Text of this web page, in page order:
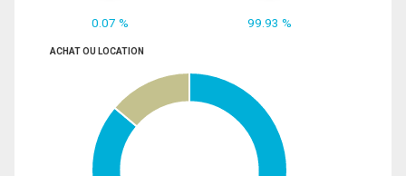
0.07 % 99.93 %
ACHAT OU LOCATION